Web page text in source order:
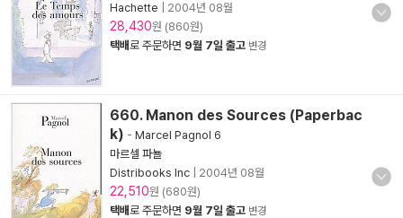
Hachette
2004년 08월
28,430원 (860원)
택배로 주문하면 9월 7일 출고 변경
660. Manon des Sources (Paperbac
k) - Marcel Pagnol 6
마르셀 파뇰
Distribooks Inc
2004년 08월
22,510원 (680원)
택배로 주문하면 9월 7일 출고 변경